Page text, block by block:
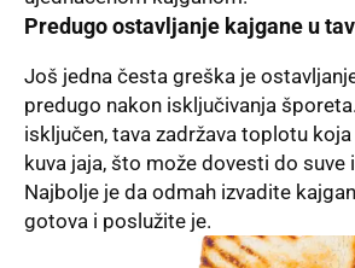
Predugo ostavljanje kajgane u
Još jedna česta greška je
predugo nakon isključivanja
isključen, tava zadržava toplotu
kuva jaja, što može dovesti do suve
Najbolje je da odmah izvadite
gotova i poslužite je.